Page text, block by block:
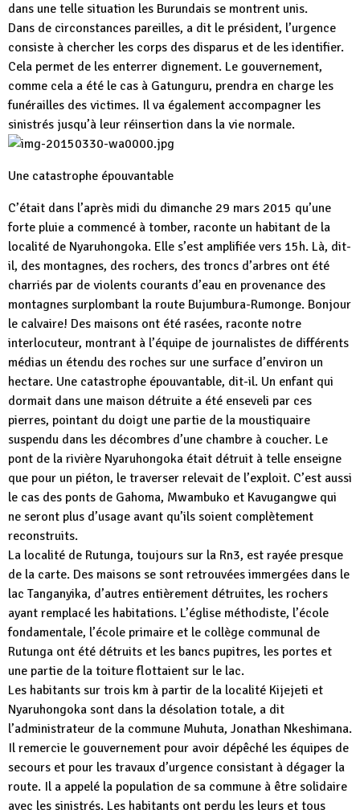
dans une telle situation les Burundais se montrent unis.
Dans de circonstances pareilles, a dit le président, l’urgence
consiste à chercher les corps des disparus et de les identifier.
Cela permet de les enterrer dignement. Le gouvernement,
comme cela a été le cas à Gatunguru, prendra en charge les
funérailles des victimes. Il va également accompagner les
sinistrés jusqu’à leur réinsertion dans la vie normale.
Une catastrophe épouvantable
C’était dans l’après midi du dimanche 29 mars 2015 qu’une
forte pluie a commencé à tomber, raconte un habitant de la
localité de Nyaruhongoka. Elle s’est amplifiée vers 15h. Là, dit-
il, des montagnes, des rochers, des troncs d’arbres ont été
charriés par de violents courants d’eau en provenance des
montagnes surplombant la route Bujumbura-Rumonge. Bonjour
le calvaire! Des maisons ont été rasées, raconte notre
interlocuteur, montrant à l’équipe de journalistes de différents
médias un étendu des roches sur une surface d’environ un
hectare. Une catastrophe épouvantable, dit-il. Un enfant qui
dormait dans une maison détruite a été enseveli par ces
pierres, pointant du doigt une partie de la moustiquaire
suspendu dans les décombres d’une chambre à coucher. Le
pont de la rivière Nyaruhongoka était détruit à telle enseigne
que pour un piéton, le traverser relevait de l’exploit. C’est aussi
le cas des ponts de Gahoma, Mwambuko et Kavugangwe qui
ne seront plus d’usage avant qu’ils soient complètement
reconstruits.
La localité de Rutunga, toujours sur la Rn3, est rayée presque
de la carte. Des maisons se sont retrouvées immergées dans le
lac Tanganyika, d’autres entièrement détruites, les rochers
ayant remplacé les habitations. L’église méthodiste, l’école
fondamentale, l’école primaire et le collège communal de
Rutunga ont été détruits et les bancs pupitres, les portes et
une partie de la toiture flottaient sur le lac.
Les habitants sur trois km à partir de la localité Kijejeti et
Nyaruhongoka sont dans la désolation totale, a dit
l’administrateur de la commune Muhuta, Jonathan Nkeshimana.
Il remercie le gouvernement pour avoir dépêché les équipes de
secours et pour les travaux d’urgence consistant à dégager la
route. Il a appelé la population de sa commune à être solidaire
avec les sinistrés. Les habitants ont perdu les leurs et tous